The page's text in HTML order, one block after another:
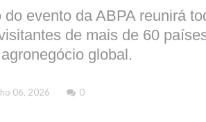
do evento da ABPA reunirá
de mais de 60
global.
06, 2026 0